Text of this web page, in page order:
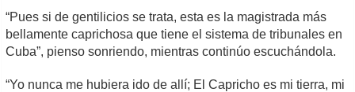
“Pues si de gentilicios se trata, esta es la magistrada más
bellamente caprichosa que tiene el sistema de tribunales en
Cuba”, pienso sonriendo, mientras continúo escuchándola.
“Yo nunca me hubiera ido de allí; El Capricho es mi tierra, mi